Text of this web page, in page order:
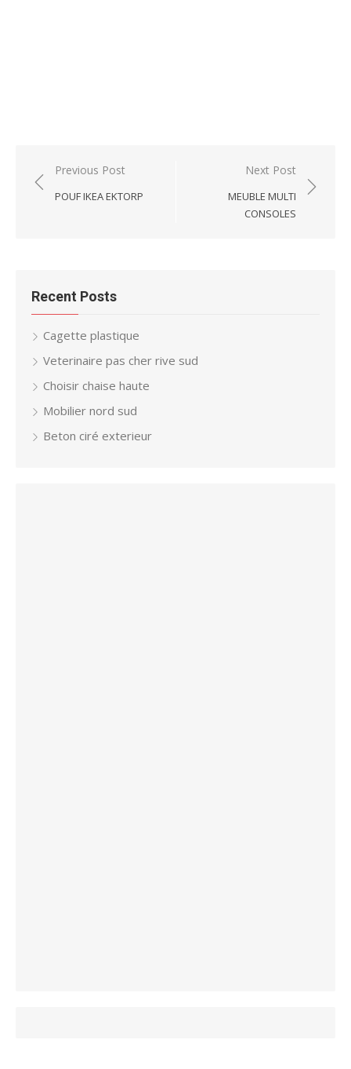
Post
navigation
Previous Post
POUF IKEA EKTORP
Next Post
MEUBLE MULTI
CONSOLES
Recent Posts
Cagette plastique
Veterinaire pas cher rive sud
Choisir chaise haute
Mobilier nord sud
Beton ciré exterieur